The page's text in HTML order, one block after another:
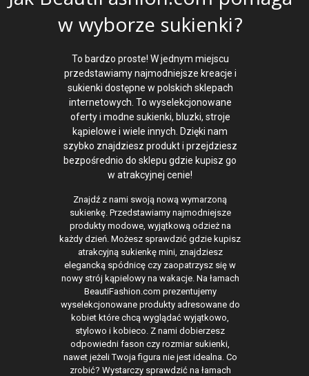
w wyborze sukienki?
To bardzo proste! W jednym miejscu
przedstawiamy najmodniejsze kreacje i
sukienki dostępne w polskich sklepach
internetowych. To wyselekcjonowane
oferty i modne sukienki, bluzki, stroje
kąpielowe i wiele innych. Dzięki nam
szybko znajdziesz produkt i przejdziesz
bezpośrednio do sklepu gdzie kupisz go
w atrakcyjnej cenie!
Znajdź z nami swoją nową wymarzoną
sukienkę. Przedstawiamy najmodniejsze
produkty modowe, wyjątkową odzież na
każdy dzień. Możesz sprawdzić gdzie kupisz
atrakcyjną sukienkę mini, znajdziesz
elegancką spódnicę czy zaopatrzysz się w
nowy strój kąpielowy na wakacje. Na łamach
BeautiFashion.com prezentujemy
wyselekcjonowane produkty adresowane do
kobiet które chcą wyglądać wyjątkowo,
stylowo i kobieco. Z nami dobierzesz
odpowiedni fason czy rozmiar sukienki,
nawet jeżeli Twoja figura nie jest idealna. Co
zrobić? Wystarczy sprawdzić na łamach